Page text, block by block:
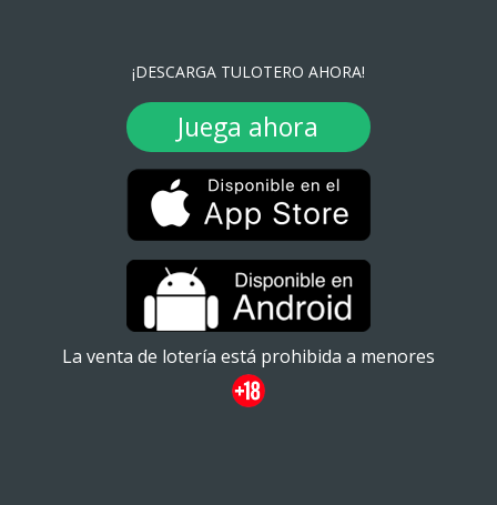
¡DESCARGA TULOTERO AHORA!
Juega ahora
La venta de lotería está prohibida a menores